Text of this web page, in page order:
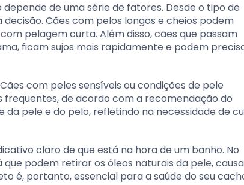
de uma série de fatores. Desde o tipo de
Cães com pelos longos e cheios podem
pelagem curta. Além disso, cães que passam
ficam sujos mais rapidamente e podem
com peles sensíveis ou condições de pele
de acordo com a recomendação do
pele e do pelo, refletindo na necessidade de
claro de que está na hora de um banho. No
podem retirar os óleos naturais da pele,
é, portanto, essencial para a saúde do seu